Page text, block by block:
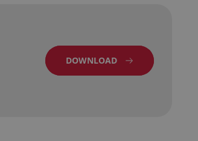
DOWNLOAD